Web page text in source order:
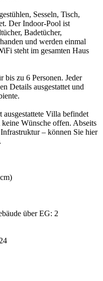
Sesseln, Tisch,
Der Indoor-Pool ist
Badetücher,
und werden einmal
steht im gesamten Haus
bis zu 6 Personen. Jeder
Details ausgestattet und
Villa befindet
Wünsche offen. Abseits
– können Sie hier
über EG: 2